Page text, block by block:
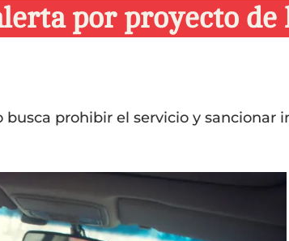
por proyecto
prohibir el servicio y sancionar